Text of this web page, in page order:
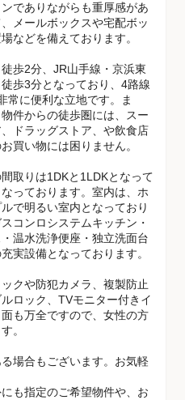
でありながらも重厚感があ
メールボックスや宅配ボッ
などを備えております。
歩2分、JR山手線・京浜東
歩3分となっており、4路線
常に便利な立地です。ま
件からの徒歩圏には、スー
ドラッグストア、や飲食店
買い物には困りません。
取りは1DKと1LDKとなって
っております。室内は、ホ
で明るい室内となっており
コンロシステムキッチン・
温水洗浄便座・独立洗面台
実設備となっております。
クや防犯カメラ、複製防止
ロック、TVモニター付きイ
も万全ですので、女性の方
。
場合もございます。お気軽
も指定のご希望物件や、お